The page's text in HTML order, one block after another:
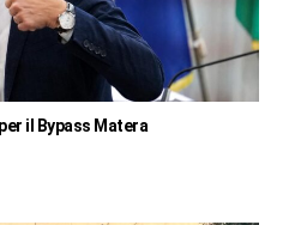
il Bypass Matera